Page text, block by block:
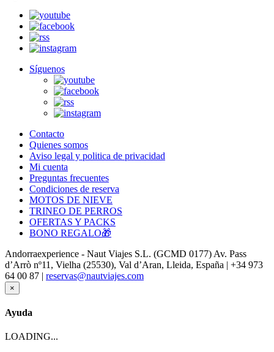
Síguenos
Contacto
Quienes somos
Aviso legal y politica de privacidad
Mi cuenta
Preguntas frecuentes
Condiciones de reserva
MOTOS DE NIEVE
TRINEO DE PERROS
OFERTAS Y PACKS
BONO REGALO🎁
Andorraexperience - Naut Viajes S.L. (GCMD 0177) Av. Pass
d’Arrò nº11, Vielha (25530), Val d’Aran, Lleida, España | +34 973
64 00 87 | reservas@nautviajes.com
×
Ayuda
LOADING...